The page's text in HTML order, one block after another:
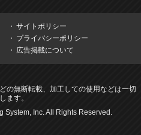
サイトポリシー
プライバシーポリシー
広告掲載について
の無断転載、加工しての使用などは一切
ます。
Inc. All Rights Reserved.